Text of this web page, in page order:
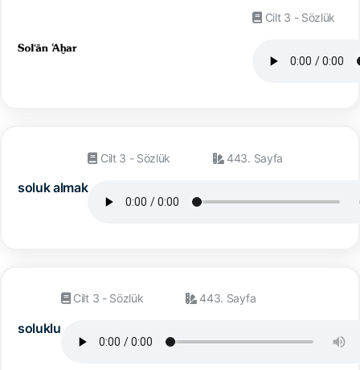
Cilt 3 - Sözlük
soluk almak
Cilt 3 - Sözlük 443. Sayfa
soluklu
Cilt 3 - Sözlük 443. Sayfa